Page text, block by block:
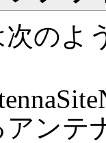
のよ
ンテ